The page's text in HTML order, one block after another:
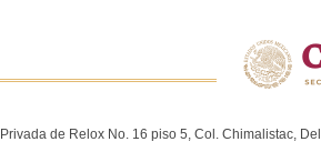
Privada de Relox No. 16 piso 5, Col. Chimalistac,